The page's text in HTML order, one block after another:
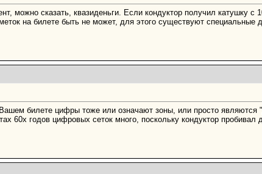
можно сказать, квазиденьги. Если кондуктор получил катушку
на билете быть не может, для этого существуют
билете цифры тоже или означают зоны, или просто являются
60х годов цифровых сеток много, поскольку кондуктор